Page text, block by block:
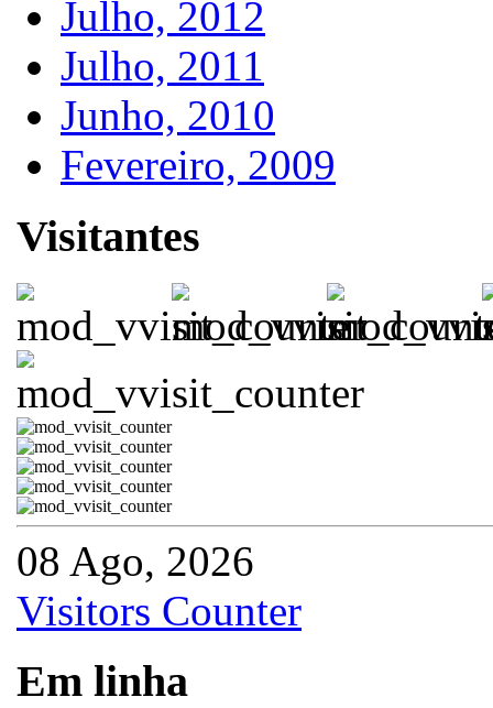
Julho, 2012
Julho, 2011
Junho, 2010
Fevereiro, 2009
Visitantes
08 Ago, 2026
Visitors Counter
Em linha